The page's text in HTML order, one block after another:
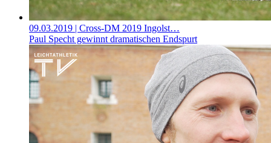
09.03.2019 | Cross-DM 2019 Ingolst…
Paul Specht gewinnt dramatischen Endspurt